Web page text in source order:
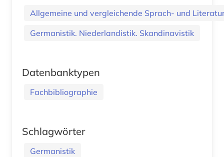
Allgemeine und vergleichende Sprach- und
Germanistik. Niederlandistik. Skandinavistik
Datenbanktypen
Fachbibliographie
Schlagwörter
Germanistik